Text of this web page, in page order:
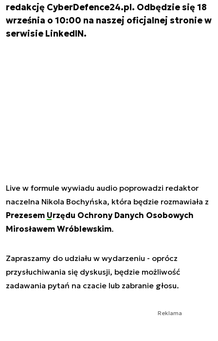
redakcję CyberDefence24.pl. Odbędzie się 18
września o 10:00 na naszej oficjalnej stronie w
serwisie LinkedIN.
Live w formule wywiadu audio poprowadzi redaktor
naczelna Nikola Bochyńska, która będzie rozmawiała z
Prezesem Urzędu Ochrony Danych Osobowych
Mirosławem Wróblewskim.
Zapraszamy do udziału w wydarzeniu - oprócz
przysłuchiwania się dyskusji, będzie możliwość
zadawania pytań na czacie lub zabranie głosu.
Reklama